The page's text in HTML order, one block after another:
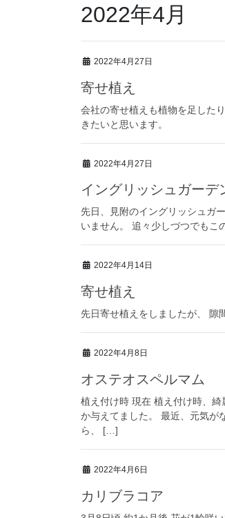
2022年4月
2022年4月27日
寄せ植え
会社の寄せ植えも植物を足した
きたいと思います。
2022年4月27日
イングリッシュガーデ
先日、見附のイングリッシュガ
いません。 追々少しづつでもこ
2022年4月14日
寄せ植え
先日寄せ植えをしましたが、 隙
2022年4月8日
オステオスペルマム
植え付け時 現在 植え付け時、
か与えてました。 最近、元気が
ら、 […]
2022年4月6日
カリブラコア